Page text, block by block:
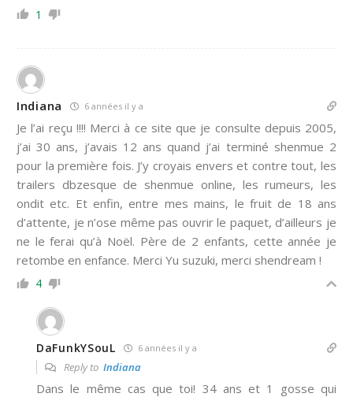
1
Indiana 6 années il y a
Je l’ai reçu !!!! Merci à ce site que je consulte depuis 2005,
j’ai 30 ans, j’avais 12 ans quand j’ai terminé shenmue 2
pour la première fois. J’y croyais envers et contre tout, les
trailers dbzesque de shenmue online, les rumeurs, les
ondit etc. Et enfin, entre mes mains, le fruit de 18 ans
d’attente, je n’ose même pas ouvrir le paquet, d’ailleurs je
ne le ferai qu’à Noël. Père de 2 enfants, cette année je
retombe en enfance. Merci Yu suzuki, merci shendream !
4
DaFunkYSouL 6 années il y a
Reply to Indiana
Dans le même cas que toi! 34 ans et 1 gosse qui